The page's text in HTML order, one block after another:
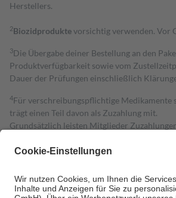
Herstellers.
2Biozidproduktevorsichtig verwenden. Vor
3Die Übergabe deiner Bestellung an den
Produktverfügbarkeit sowie vom
Dauer der Prüfungen einschließlich
4Für verschreibungspflichtige Medikamente
trägt einen Teil davon als Zuzahlung mit.
Grundsätzlich leisten Mitglieder
Diese Regeln gelten grundsätzlich auch für
Um das Engagement der Versicherten für
• Kindern und Jugendlichen bis zum